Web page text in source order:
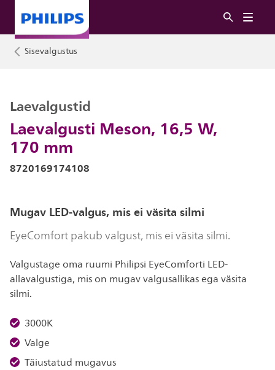
Sisevalgustus
Laevalgusti Meson, 16,5 W,
170 mm
Laevalgustid
8720169174108
Mugav LED-valgus, mis ei väsita silmi
EyeComfort pakub valgust, mis ei väsita silmi.
Valgustage oma ruumi Philipsi EyeComforti LED-
allavalgustiga, mis on mugav valgusallikas ega väsita
silmi.
3000K
Valge
Täiustatud mugavus